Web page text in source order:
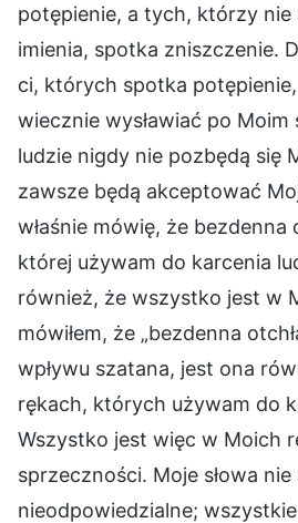
potępienie, a tych, którzy nie
imienia, spotka zniszczenie.
ci, których spotka
wiecznie wysławiać po Moim
ludzie nigdy nie pozbędą się
zawsze będą akceptować
właśnie mówię, że bezdenna
której używam do karcenia
również, że wszystko jest w
mówiłem, że „bezdenna
wpływu szatana, jest ona
rękach, których używam do
Wszystko jest więc w Moich
sprzeczności. Moje słowa nie
nieodpowiedzialne; wszystkie